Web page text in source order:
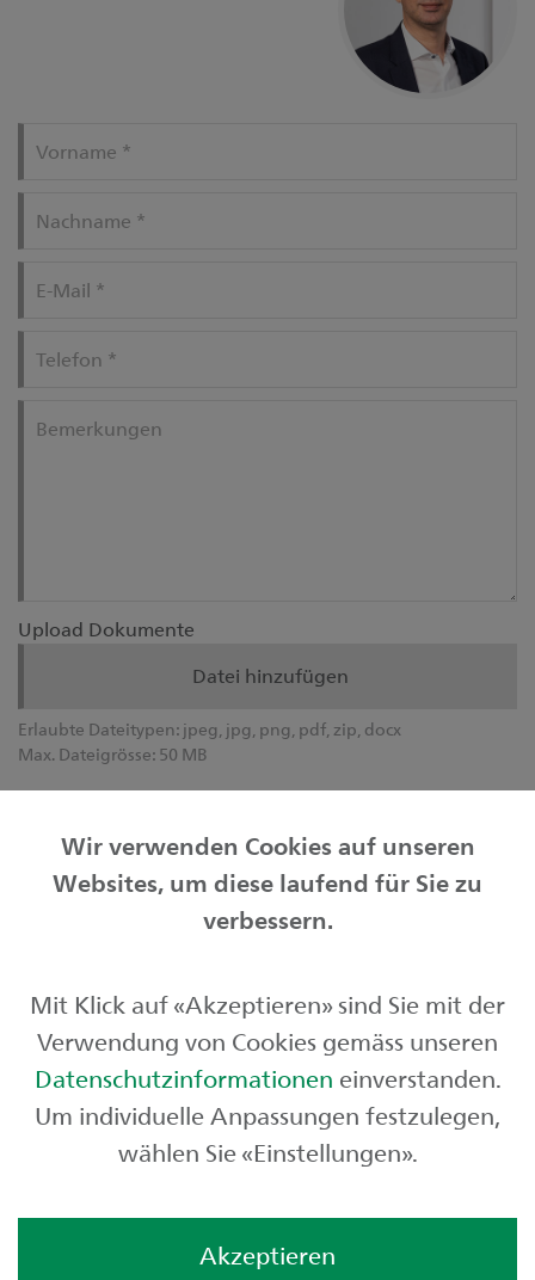
Vorname *
Nachname *
E-Mail *
Telefon *
Bemerkungen
Upload Dokumente
Datei hinzufügen
Erlaubte Dateitypen: jpeg, jpg, png, pdf, zip, docx
Max. Dateigrösse: 50 MB
finden Sie untersgkb.ch/datenschutz.
Senden
Wir verwenden Cookies auf unseren
Websites, um diese laufend für Sie zu
verbessern.
Mit Klick auf «Akzeptieren» sind Sie mit der
Verwendung von Cookies gemäss unseren
Datenschutzinformationen einverstanden.
Um individuelle Anpassungen festzulegen,
wählen Sie «Einstellungen».
Akzeptieren